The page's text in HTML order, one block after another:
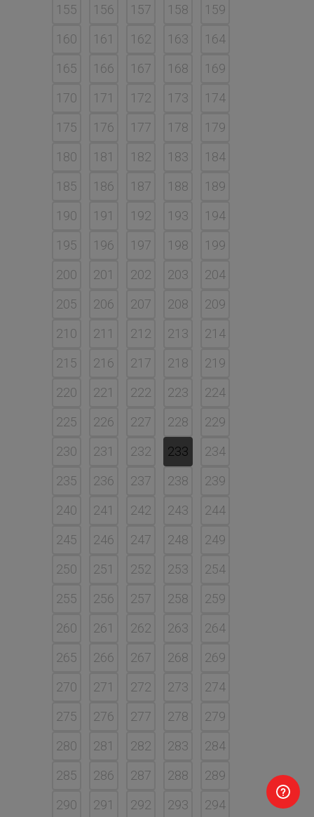
155
156 157 158
159
160
161 162 163
164
165
166 167 168
169
170
171 172 173
174
175
176 177 178
179
180
181 182 183
184
185
186 187 188
189
190
191 192 193
194
195
196 197 198
199
200
201 202 203
204
205
206 207 208
209
210
211 212 213
214
215
216 217 218
219
220
221 222 223
224
225
226 227 228
229
230
231 232 233
234
235
236 237 238
239
240
241 242 243
244
245
246 247 248
249
250
251 252 253
254
255
256 257 258
259
260
261 262 263
264
265
266 267 268
269
270
271 272 273
274
275
276 277 278
279
280
281 282 283
284
285
286 287 288
289
290
291 292 293 294